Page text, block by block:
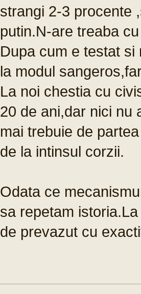
strangi 2-3 procente
putin.N-are treaba
Dupa cum e testat
la modul
La noi chestia cu
20 de ani,dar nici nu
mai trebuie de
de la intinsul corzii.
Odata ce
sa repetam
de prevazut cu